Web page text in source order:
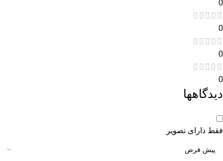
0
0
0
0
دیدگاهها
فقط دارای تصویر